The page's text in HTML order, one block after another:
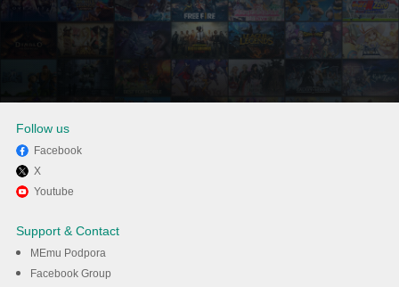
Užívejte si používání EduPage
na PC s MEmu
Follow us
Facebook
X
Youtube
Support & Contact
MEmu Podpora
Facebook Group